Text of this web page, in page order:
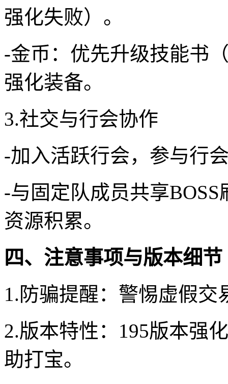
强化失败）。
-金币：优先升级技能书
强化装备。
3.社交与行会协作
-加入活跃行会，参与行
-与固定队成员共享
资源积累。
四、注意事项与版本细节
1.防骗提醒：警惕虚假
2.版本特性：195版本强
助打宝。